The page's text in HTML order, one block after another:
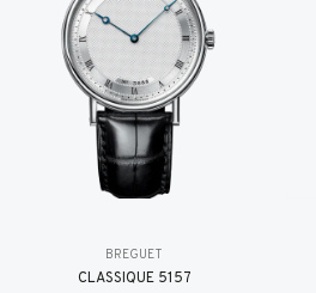
BREGUET
CLASSIQUE 5157